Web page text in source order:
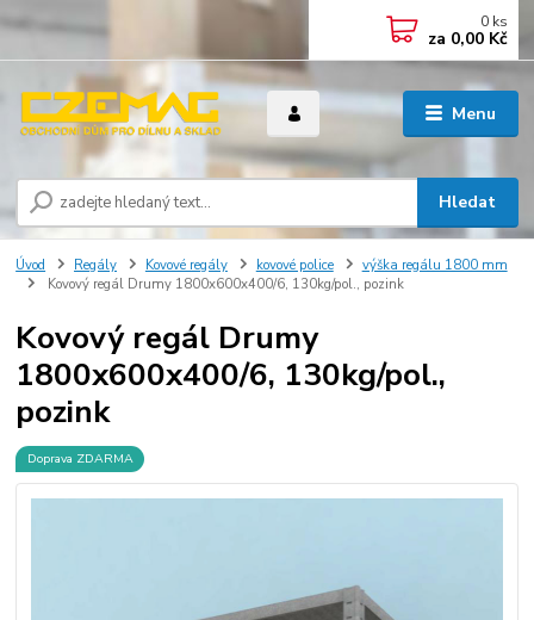
Menu
Hledat
0 ks
za 0,00 Kč
Úvod Regály Kovové regály kovové police
výška regálu 1800 mm
Kovový regál Drumy 1800x600x400/6, 130kg/pol., pozink
Kovový regál Drumy
1800x600x400/6, 130kg/pol.,
pozink
Doprava ZDARMA